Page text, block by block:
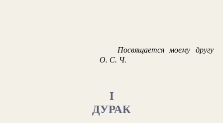
Посвящается моему другу
О. С. Ч.
I
ДУРАК